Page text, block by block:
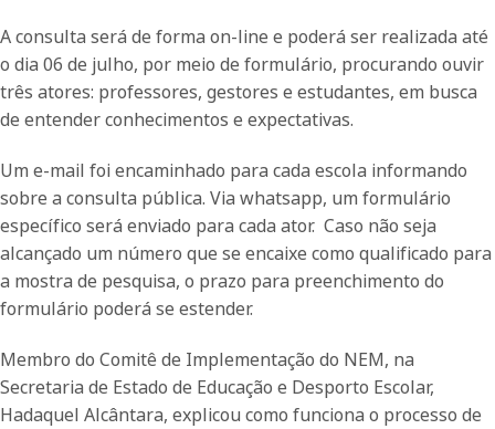
A consulta será de forma on-line e poderá ser realizada até
o dia 06 de julho, por meio de formulário, procurando ouvir
três atores: professores, gestores e estudantes, em busca
de entender conhecimentos e expectativas.
Um e-mail foi encaminhado para cada escola informando
sobre a consulta pública. Via whatsapp, um formulário
específico será enviado para cada ator. Caso não seja
alcançado um número que se encaixe como qualificado para
a mostra de pesquisa, o prazo para preenchimento do
formulário poderá se estender.
Membro do Comitê de Implementação do NEM, na
Secretaria de Estado de Educação e Desporto Escolar,
Hadaquel Alcântara, explicou como funciona o processo de